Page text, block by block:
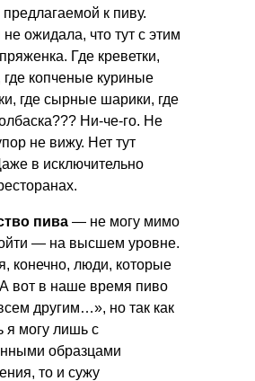
предлагаемой к пиву.
ожидала, что тут с этим
Где креветки,
где копченые куриные
где сырные шарики, где
Ни-че-го. Не
не вижу. Нет тут
в исключительно
пива — не могу мимо
— на высшем уровне.
конечно, люди, которые
вот в наше время пиво
другим…», но так как
я могу лишь с
образцами
то и сужу